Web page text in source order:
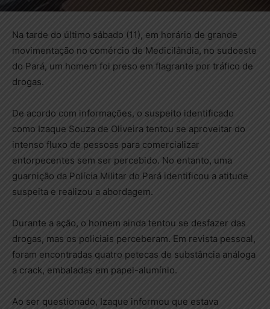
Na tarde do último sábado (11), em horário de grande
movimentação no comércio de Medicilândia, no sudoeste
do Pará, um homem foi preso em flagrante por tráfico de
drogas.
De acordo com informações, o suspeito identificado
como Izaque Souza de Oliveira tentou se aproveitar do
intenso fluxo de pessoas para comercializar
entorpecentes sem ser percebido. No entanto, uma
guarnição da Polícia Militar do Pará identificou a atitude
suspeita e realizou a abordagem.
Durante a ação, o homem ainda tentou se desfazer das
drogas, mas os policiais perceberam. Em revista pessoal,
foram encontradas quatro petecas de substância análoga
a crack, embaladas em papel-alumínio.
Ao ser questionado, Izaque informou que estava